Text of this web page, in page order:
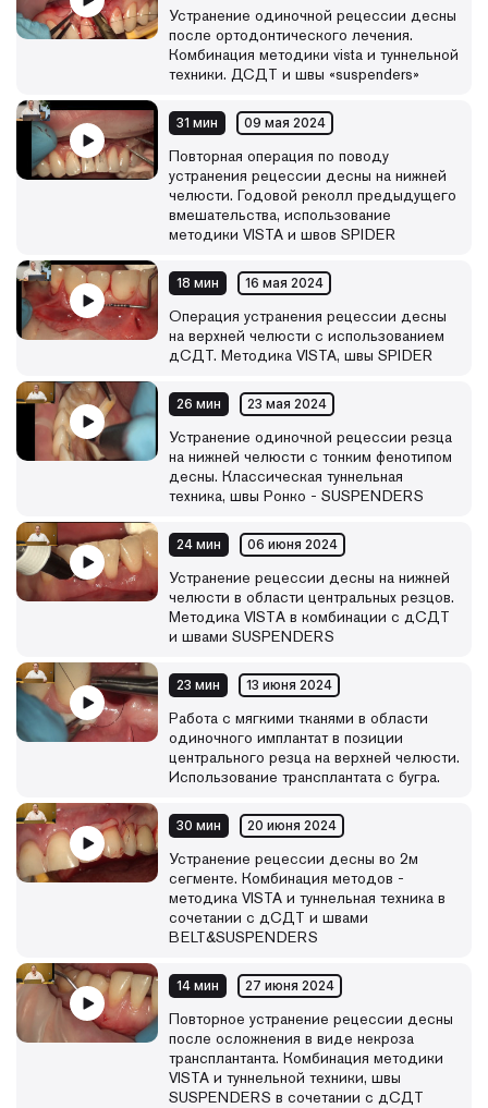
Устранение одиночной рецессии десны
после ортодонтического лечения.
Комбинация методики vista и туннельной
техники. ДСДТ и швы «suspenders»
31 мин 09 мая 2024
Повторная операция по поводу
устранения рецессии десны на нижней
челюсти. Годовой реколл предыдущего
вмешательства, использование
методики VISTA и швов SPIDER
18 мин 16 мая 2024
Операция устранения рецессии десны
на верхней челюсти с использованием
дСДТ. Методика VISTA, швы SPIDER
26 мин 23 мая 2024
Устранение одиночной рецессии резца
на нижней челюсти с тонким фенотипом
десны. Классическая туннельная
техника, швы Ронко - SUSPENDERS
24 мин 06 июня 2024
Устранение рецессии десны на нижней
челюсти в области центральных резцов.
Методика VISTА в комбинации с дСДТ
и швами SUSPENDERS
23 мин 13 июня 2024
Работа с мягкими тканями в области
одиночного имплантат в позиции
центрального резца на верхней челюсти.
Использование трансплантата с бугра.
30 мин 20 июня 2024
Устранение рецессии десны во 2м
сегменте. Комбинация методов -
методика VISTA и туннельная техника в
сочетании с дСДТ и швами
BELT&SUSPENDERS
14 мин 27 июня 2024
Повторное устранение рецессии десны
после осложнения в виде некроза
трансплантанта. Комбинация методики
VISTA и туннельной техники, швы
SUSPENDERS в сочетании с дСДТ